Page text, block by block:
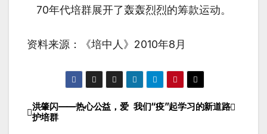
70年代培群展开了轰轰烈烈的筹款运动。
资料来源：《培中人》2010年8月
文
我们“疫”起学习的新道路
洪肇闪——热心公益，爱
护培群